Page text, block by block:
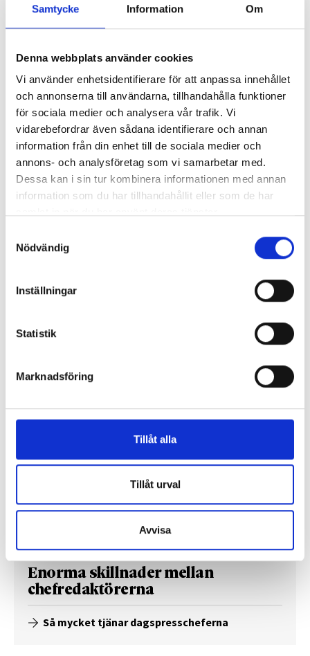
Samtycke Information Om
Denna webbplats använder cookies
Vi använder enhetsidentifierare för att anpassa innehållet
och annonserna till användarna, tillhandahålla funktioner
för sociala medier och analysera vår trafik. Vi
vidarebefordrar även sådana identifierare och annan
information från din enhet till de sociala medier och
annons- och analysföretag som vi samarbetar med.
Dessa kan i sin tur kombinera informationen med annan
information som du har tillhandahållit eller som de har
Nödvändig
Inställningar
Statistik
Marknadsföring
Tillåt alla
Tillåt urval
Avvisa
Lönerna – redaktion för redaktion
Så mycket tjänar vi – och våra chefer
Så mycket tjänar mediecheferna
Enorma skillnader mellan
chefredaktörerna
Så mycket tjänar dagspresscheferna